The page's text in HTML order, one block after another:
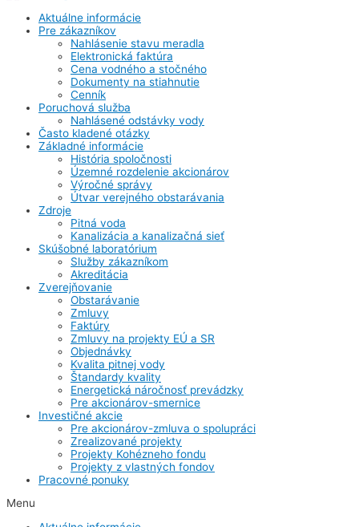
Aktuálne informácie
Pre zákazníkov
Nahlásenie stavu meradla
Elektronická faktúra
Cena vodného a stočného
Dokumenty na stiahnutie
Cenník
Poruchová služba
Nahlásené odstávky vody
Často kladené otázky
Základné informácie
História spoločnosti
Územné rozdelenie akcionárov
Výročné správy
Útvar verejného obstarávania
Zdroje
Pitná voda
Kanalizácia a kanalizačná sieť
Skúšobné laboratórium
Služby zákazníkom
Akreditácia
Zverejňovanie
Obstarávanie
Zmluvy
Faktúry
Zmluvy na projekty EÚ a SR
Objednávky
Kvalita pitnej vody
Štandardy kvality
Energetická náročnosť prevádzky
Pre akcionárov-smernice
Investičné akcie
Pre akcionárov-zmluva o spolupráci
Zrealizované projekty
Projekty Kohézneho fondu
Projekty z vlastných fondov
Pracovné ponuky
Menu